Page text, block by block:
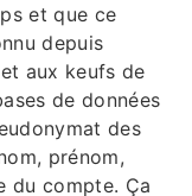
et que ce
depuis
aux keufs de
de données
des
prénom,
du compte. Ça